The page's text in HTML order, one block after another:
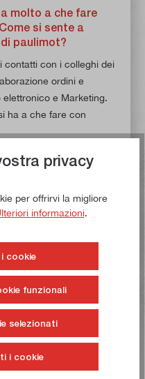
molto a che fare
si sente a
paulimot?
contatti con i colleghi dei
ordini e
e Marketing.
ha a che fare con
volesse collaborare o
importanti nella famiglia
mi piace la
Mi piacciono anche
con tutti i
Ha già
preferita durante il
paulimot?
privacy
per offrirvi la migliore
informazioni.
cookie
funzionali
selezionati
i cookie